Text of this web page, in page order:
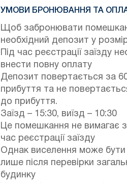
УМОВИ БРОНЮВАННЯ ТА
Щоб забронювати
необхідний депозит у
Під час реєстрації заїзду
внести повну оплату
Депозит повертається за
прибуття та не
до прибуття.
Заїзд – 15:30, виїзд – 10:30
Це помешкання не вимагає
час реєстрації заїзду
Однак виселення може
лише після перевірки
будинку